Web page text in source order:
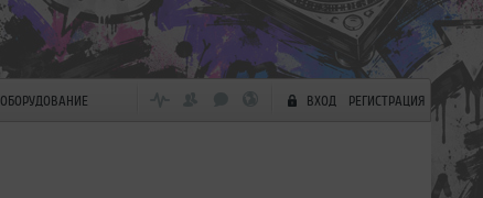
ОБОРУДОВАНИЕ ВХОД РЕГИСТРАЦИЯ